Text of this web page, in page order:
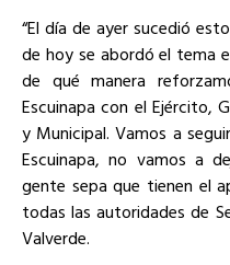
“El día de ayer sucedió
de hoy se abordó el tema
de qué manera
Escuinapa con el Ejército,
y Municipal. Vamos a
Escuinapa, no vamos a
gente sepa que tienen el
todas las autoridades de
Valverde.